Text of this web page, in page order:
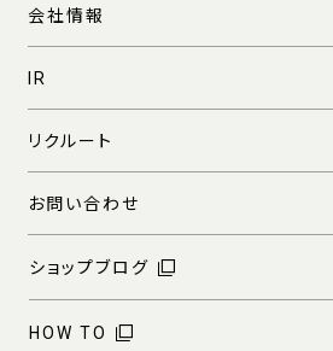
会社情報
IR
リクルート
お問い合わせ
ショップブログ
HOW TO